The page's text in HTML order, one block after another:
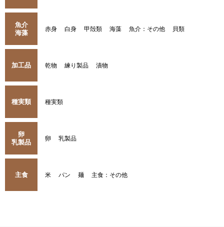
魚介
海藻
赤身 白身 甲殻類 海藻 魚介：その他 貝類
加工品 乾物 練り製品 漬物
種実類 種実類
卵
乳製品
卵 乳製品
主食 米 パン 麺 主食：その他